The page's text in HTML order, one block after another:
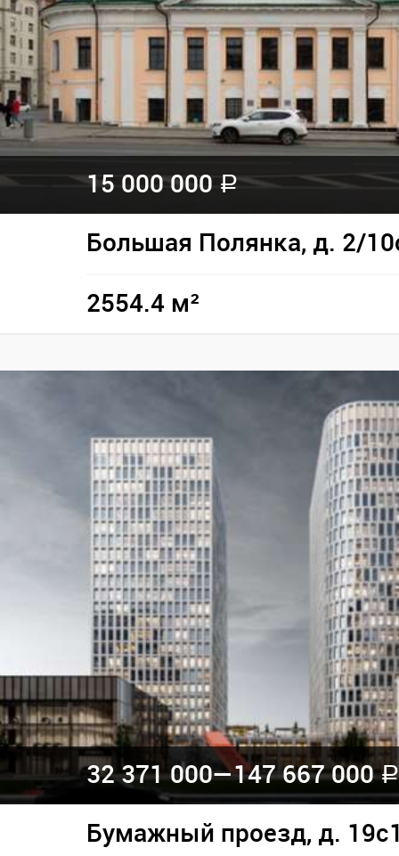
15 000 000 a
Большая Полянка, д. 2/
2554.4 м²
32 371 000—147 667 000a
Бумажный проезд, д.